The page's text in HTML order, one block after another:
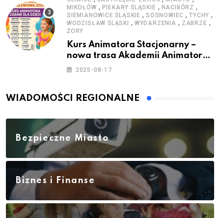
MIKOŁÓW , PIEKARY ŚLĄSKIE , RACIBÓRZ ,
SIEMIANOWICE ŚLĄSKIE ,SOSNOWIEC ,TYCHY ,
WODZISŁAW ŚLĄSKI , WYDARZENIA , ZABRZE ,
ŻORY
Kurs Animatora Stacjonarny –
nowa trasa Akademii Animatora
– jesień 2025
2025-08-17
WIADOMOŚCI REGIONALNE
Bezpieczne Miasto
Biznes i Finanse